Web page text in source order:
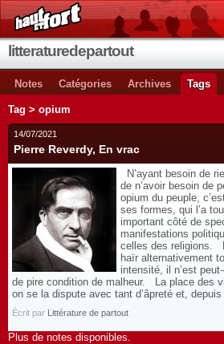
litteraturedepartout
Notes Catégories Archives Tags
Tag > opium
14/07/2021
Pierre Reverdy, En vrac
N’ayant besoin de
de n’avoir besoin de
opium du peuple,
ses formes, qui l’a
important côté de
manifestations
celles des religions.
haïr alternativement
intensité, il n’est
de pire condition de malheur. La place des
on se la dispute avec tant d’âpreté et,
Écrit par Littérature de partout
Plus de notes disponibles.